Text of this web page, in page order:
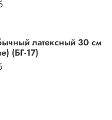
латексный 30 см
(БГ-17)